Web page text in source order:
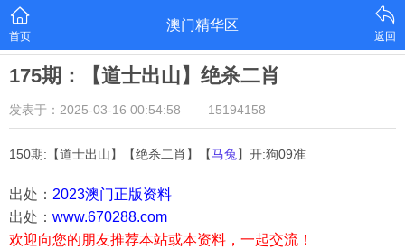
首页
澳门精华区
返回
175期：【道士出山】绝杀二肖
发表于：2025-03-16 00:54:58 15194158
150期:【道士出山】【绝杀二肖】【马兔 】开:狗09准
出处： 2023澳门正版资料
出处： www.670288.com
欢迎向您的朋友推荐本站或本资料，一起交流！